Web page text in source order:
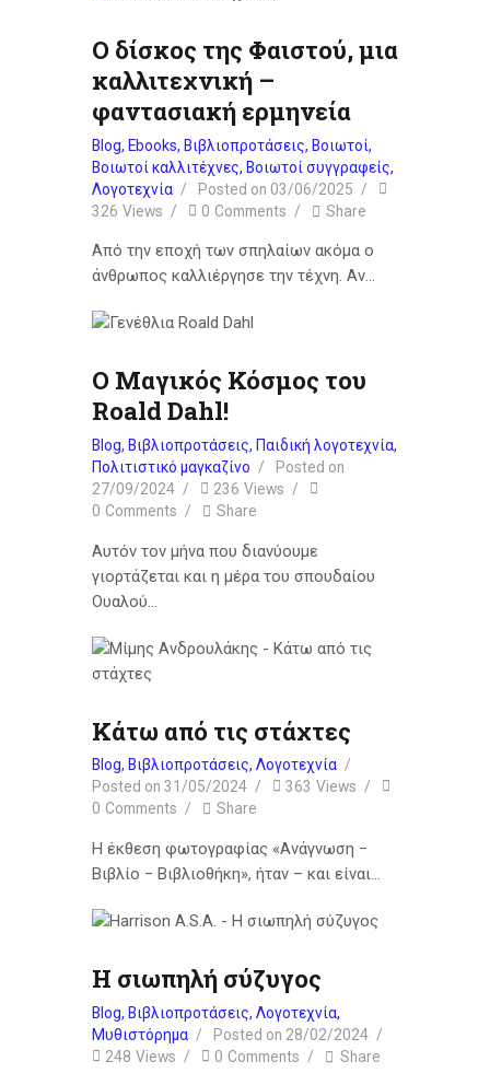
Ο δίσκος της Φαιστού, μια
καλλιτεχνική –
φαντασιακή ερμηνεία
Blog, Ebooks, Βιβλιοπροτάσεις, Βοιωτοί,
Βοιωτοί καλλιτέχνες, Βοιωτοί συγγραφείς,
Λογοτεχνία
Posted on 03/06/2025
326 Views 0 Comments Share
Από την εποχή των σπηλαίων ακόμα ο
άνθρωπος καλλιέργησε την τέχνη. Αν…
Ο Μαγικός Κόσμος του
Roald Dahl!
Blog, Βιβλιοπροτάσεις, Παιδική λογοτεχνία,
Πολιτιστικό μαγκαζίνο
Posted on
27/09/2024
236 Views
0 Comments Share
Αυτόν τον μήνα που διανύουμε
γιορτάζεται και η μέρα του σπουδαίου
Ουαλού…
Κάτω από τις στάχτες
Blog, Βιβλιοπροτάσεις, Λογοτεχνία
Posted on 31/05/2024 363 Views
0 Comments Share
Η έκθεση φωτογραφίας «Ανάγνωση −
Βιβλίο − Βιβλιοθήκη», ήταν – και είναι…
Η σιωπηλή σύζυγος
Blog, Βιβλιοπροτάσεις, Λογοτεχνία,
Μυθιστόρημα
Posted on 28/02/2024
248 Views 0 Comments Share